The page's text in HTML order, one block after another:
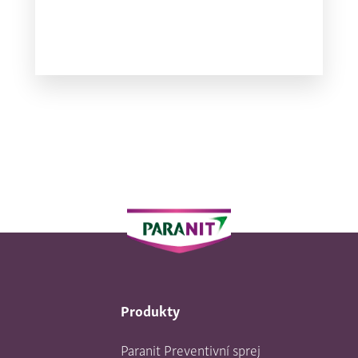
Produkty
Paranit Preventivní sprej